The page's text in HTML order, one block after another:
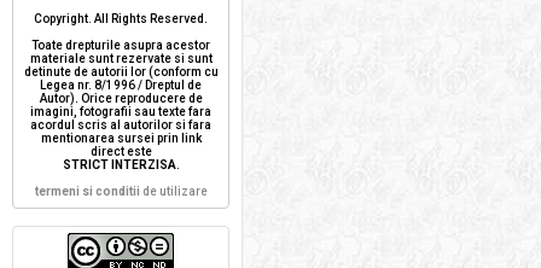
Copyright. All Rights Reserved.
Toate drepturile asupra acestor
materiale sunt rezervate si sunt
detinute de autorii lor (conform cu
Legea nr. 8/1996 / Dreptul de
Autor). Orice reproducere de
imagini, fotografii sau texte fara
acordul scris al autorilor si fara
mentionarea sursei prin link
direct este
STRICT INTERZISA.
termeni si conditii de utilizare